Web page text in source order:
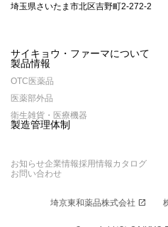
埼玉県さいたま市北区吉野町2-272-2
サイキョウ・ファーマについて
製品情報
OTC医薬品
医薬部外品
衛生雑貨・医療機器
製造管理体制
お知らせ企業情報採用情報カタログ
お問い合わせ
埼京東和薬品株式会社 open_in_new